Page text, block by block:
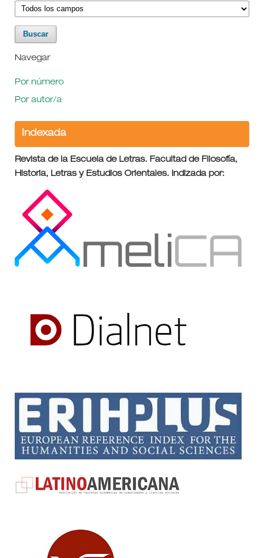
Navegar
Por número
Por autor/a
Indexada
Revista de la Escuela de Letras. Facultad de Filosofía,
Historia, Letras y Estudios Orientales. Indizada por: